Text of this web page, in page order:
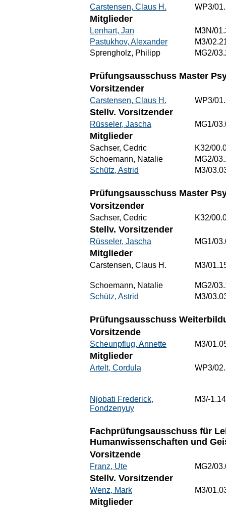
Carstensen, Claus H. WP3/
Mitglieder
Lenhart, Jan
M3N/
Pastukhov, Alexander
M3/
Sprengholz, Philipp
MG2/
Prüfungsausschuss Master
Vorsitzender
Carstensen, Claus H. WP3/
Stellv. Vorsitzender
Rüsseler, Jascha MG1/
Mitglieder
Sachser, Cedric
K32/
Schoemann, Natalie
MG2/
Schütz, Astrid
M3/
Prüfungsausschuss Master
Vorsitzender
Sachser, Cedric K32/
Stellv. Vorsitzender
Rüsseler, Jascha MG1/
Mitglieder
Carstensen, Claus H. M3/
Schoemann, Natalie
MG2/
Schütz, Astrid
M3/
Prüfungsausschuss
Vorsitzende
Scheunpflug, Annette M3/
Mitglieder
Artelt, Cordula WP3/
Njobati Frederick,
Fondzenyuy
M3/-1.14
Fachprüfungsausschuss für
Humanwissenschaften und
Vorsitzende
Franz, Ute MG2/
Stellv. Vorsitzender
Wenz, Mark M3/
Mitglieder